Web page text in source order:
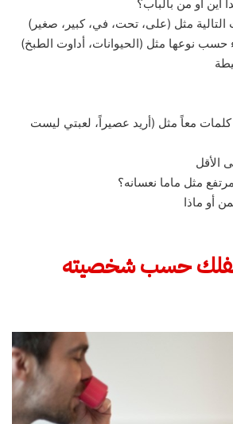
كلمات معاً مثل (أريد عصيراً، لعبتي ليست
طفلك حسب شخصيته